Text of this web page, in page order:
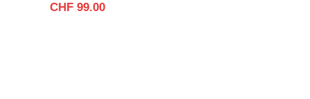
CHF 99.00